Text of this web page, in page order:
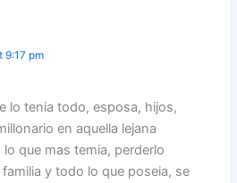
9:17 pm
lo tenia todo, esposa, hijos,
en aquella lejana
que mas temia, perderlo
y todo lo que poseia, se